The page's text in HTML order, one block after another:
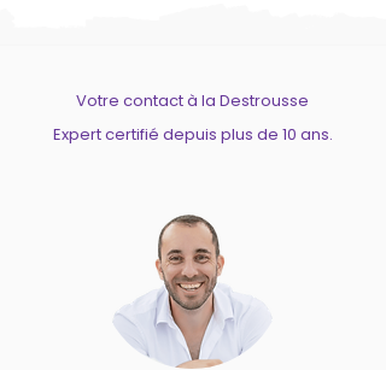
Votre contact à la Destrousse
Expert certifié depuis plus de 10 ans.